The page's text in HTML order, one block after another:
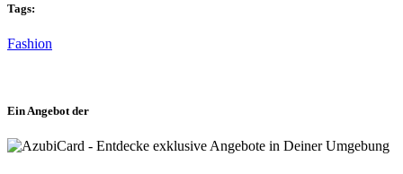
Tags:
Fashion
Ein Angebot der